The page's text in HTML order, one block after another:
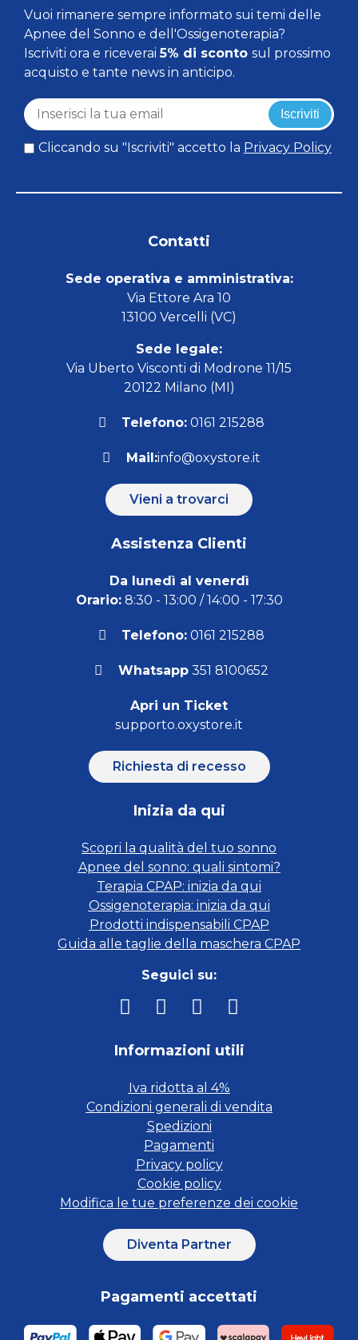
Vuoi rimanere sempre informato sui temi delle
Apnee del Sonno e dell'Ossigenoterapia?
Iscriviti ora e riceverai5% di sconto sul prossimo
acquisto e tante news in anticipo.
Iscriviti
Cliccando su "Iscriviti" accetto la Privacy Policy
Contatti
Sede operativa e amministrativa:
Via Ettore Ara 10
13100 Vercelli (VC)
Sede legale:
Via Uberto Visconti di Modrone 11/15
20122 Milano (MI)
Telefono: 0161 215288
Mail:info@oxystore.it
Vieni a trovarci
Assistenza Clienti
Da lunedì al venerdì
Orario:8:30 - 13:00 / 14:00 - 17:30
Telefono: 0161 215288
Whatsapp351 8100652
Apri un Ticket
supporto.oxystore.it
Richiesta di recesso
Inizia da qui
Scopri la qualità del tuo sonno
Apnee del sonno: quali sintomi?
Terapia CPAP: inizia da qui
Ossigenoterapia: inizia da qui
Prodotti indispensabili CPAP
Guida alle taglie della maschera CPAP
Seguici su:
Informazioni utili
Iva ridotta al 4%
Condizioni generali di vendita
Spedizioni
Pagamenti
Privacy policy
Cookie policy
Modifica le tue preferenze dei cookie
Diventa Partner
Pagamenti accettati